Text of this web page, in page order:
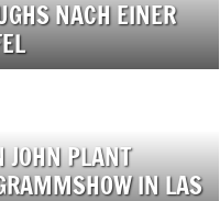
NACH EINER
JOHN PLANT
IN LAS